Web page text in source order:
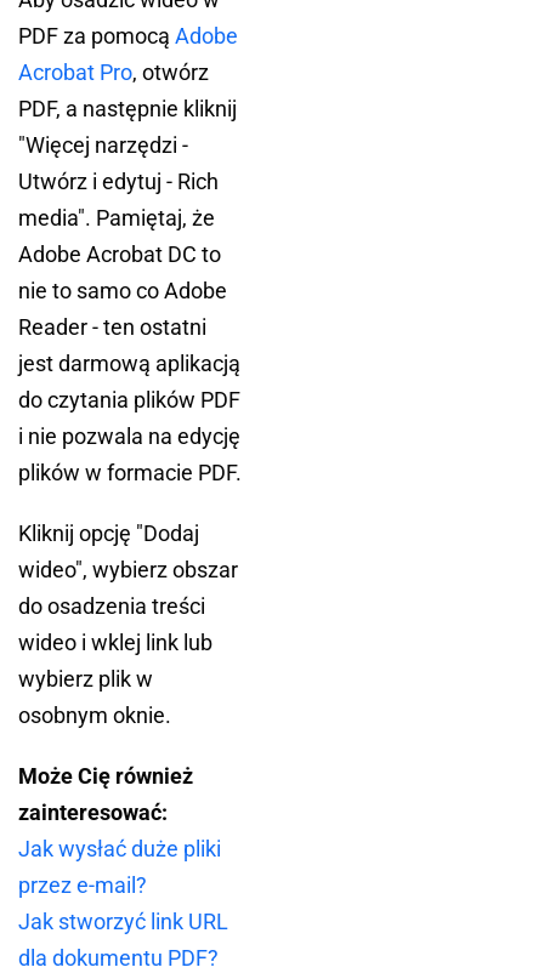
PDF za pomocą Adobe
Acrobat Pro, otwórz
PDF, a następnie kliknij
"Więcej narzędzi -
Utwórz i edytuj - Rich
media". Pamiętaj, że
Adobe Acrobat DC to
nie to samo co Adobe
Reader - ten ostatni
jest darmową aplikacją
do czytania plików PDF
i nie pozwala na edycję
plików w formacie PDF.
Kliknij opcję "Dodaj
wideo", wybierz obszar
do osadzenia treści
wideo i wklej link lub
wybierz plik w
osobnym oknie.
Może Cię również
zainteresować:
Jak wysłać duże pliki
przez e-mail?
Jak stworzyć link URL
dla dokumentu PDF?